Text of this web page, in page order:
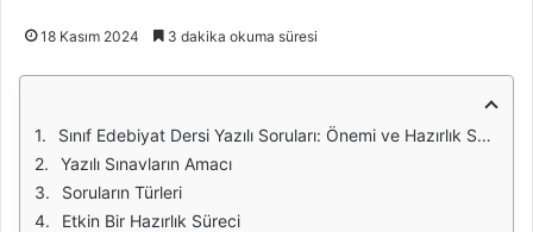
18 Kasım 2024 3 dakika okuma süresi
Sınıf Edebiyat Dersi Yazılı Soruları: Önemi ve Hazırlık Süreci
Yazılı Sınavların Amacı
Soruların Türleri
Etkin Bir Hazırlık Süreci